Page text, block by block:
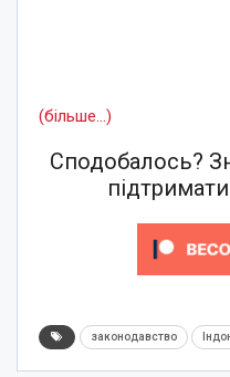
(більше…)
Сподобалось?
законодавство